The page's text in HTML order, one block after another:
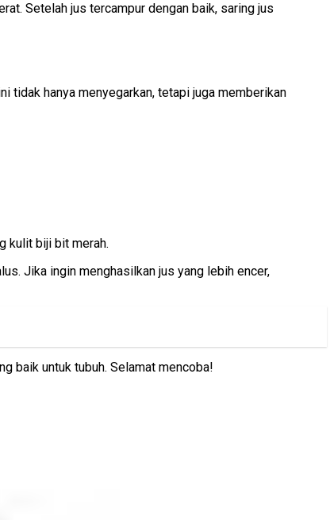
Setelah jus tercampur dengan baik, saring jus
tidak hanya menyegarkan, tetapi juga memberikan
kulit biji bit merah.
Jika ingin menghasilkan jus yang lebih encer,
baik untuk tubuh. Selamat mencoba!